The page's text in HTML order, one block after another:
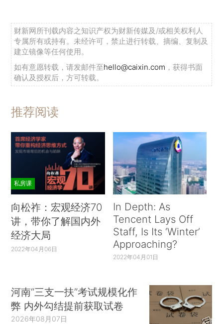
财新网所刊载内容之知识产权为财新传媒及/或相关权利人
专属所有或持有。未经许可，禁止进行转载、摘编、复制及
建立镜像等任何使用。
如有意愿转载，请发邮件至hello@caixin.com ，获得书面
确认及授权后，方可转载。
推荐阅读
私房课
向松祚：宏观经济70
讲，带你了解国内外
经济大局
2022年04月06日
In Depth: As
Tencent Lays Off
Staff, Is Its ‘Winter’
Approaching?
2022年04月01日
河南“三支一扶”考试规模化作
弊 内外勾结提前获取试卷
2026年08月07日